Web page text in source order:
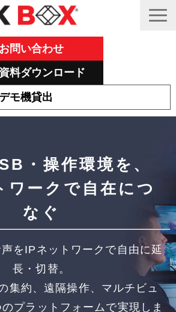
お問い合わせ
資料ダウンロード
デモ機貸出
Box 製品紹介と活用事例
サポート
ブログ
・操作環境を、
ワークで自在につ
なぐ
をIPネットワークで自由に延
長・切替。
集約、遠隔操作、マルチビュ
プラットフォームで実現しま